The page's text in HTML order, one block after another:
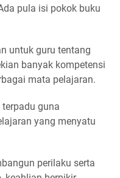
pula isi pokok buku
untuk guru tentang
banyak kompetensi
mata pelajaran.
guna
yang menyatu
perilaku serta